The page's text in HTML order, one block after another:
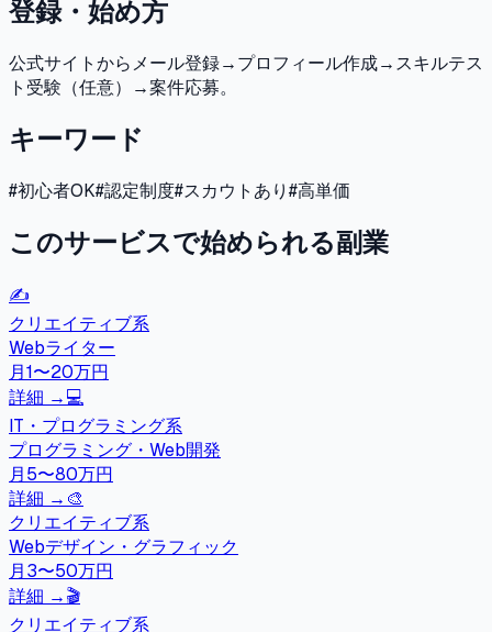
登録・始め方
公式サイトからメール登録→プロフィール作成→スキルテス
ト受験（任意）→案件応募。
キーワード
#初心者OK#認定制度#スカウトあり#高単価
このサービスで始められる副業
✍️
クリエイティブ系
Webライター
月1〜20万円
詳細 →💻
IT・プログラミング系
プログラミング・Web開発
月5〜80万円
詳細 → 🎨
クリエイティブ系
Webデザイン・グラフィック
月3〜50万円
詳細 →🎬
クリエイティブ系